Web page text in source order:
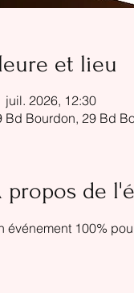
et lieu
juil. 2026, 12:30
Bd Bourdon, 29 Bd
propos de
événement 100%